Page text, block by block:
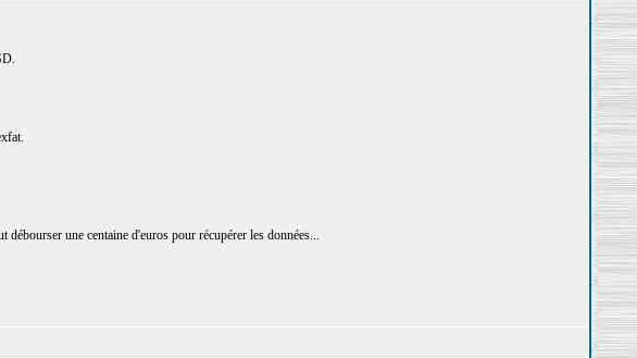
une centaine d'euros pour récupérer les données...